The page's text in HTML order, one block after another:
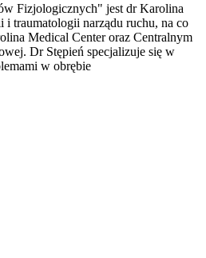
Fizjologicznych" jest dr Karolina
i traumatologii narządu ruchu, na co
Medical Center oraz Centralnym
Dr Stępień specjalizuje się w
w obrębie